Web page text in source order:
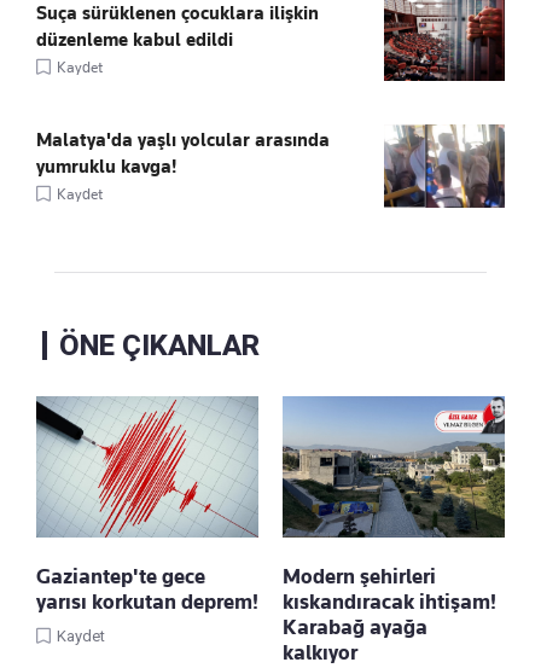
Suça sürüklenen çocuklara ilişkin
düzenleme kabul edildi
Kaydet
Malatya'da yaşlı yolcular arasında
yumruklu kavga!
Kaydet
ÖNE ÇIKANLAR
Gaziantep'te gece
yarısı korkutan deprem!
Kaydet
Modern şehirleri
kıskandıracak ihtişam!
Karabağ ayağa
kalkıyor